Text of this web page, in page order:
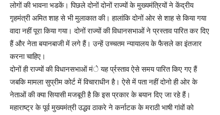
लोगों की भावना भडकें। पिछले दोनों दोनों राज्यों के मुख्यमंत्रियों ने केंद्रीय
गृहमंत्री अमित शाह से भी मुलाकात की। हालांकि दोनों ओर से शाह से किया गया
वादा नहीं पूरा किया गया। दोनों राज्यों की विधानसभाओं ने प्रस्ताव पारित कर दिए
हैं और नेता बयानबाजी में लगे हैं। उन्हें उच्चतम न्यायालय के फैसले का इंतजार
करना चाहिए।
दोनों ही राज्यों की विधानसभाओं मंे यह र्प्रस्ताव ऐसे समय पारित किए गए हैं
जबकि मामला सुप्रीम कोर्ट में विचाराधीन है। ऐसे में पता नहीं दोनो ही ओर के
नेताओं की क्या सियासी मजबूरी है कि इस प्रकार के बयान दिए जा रहे हैं।
महाराष्ट्र के पूर्व मुख्यमंत्री उद्धव ठाकरे ने कर्नाटक के मराठी भाषी गांवों को